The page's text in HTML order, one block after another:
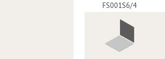
FS001S6/4